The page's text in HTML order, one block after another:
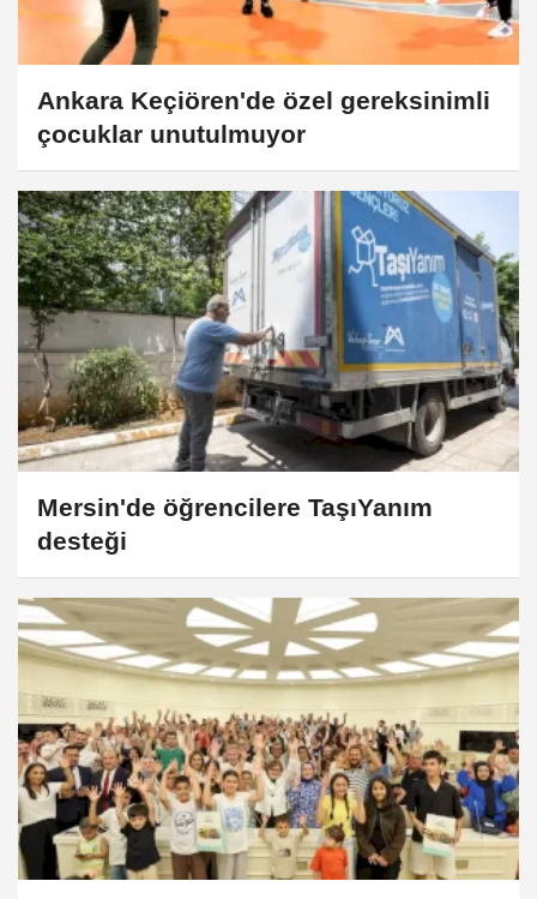
Ankara Keçiören'de özel gereksinimli
çocuklar unutulmuyor
Mersin'de öğrencilere TaşıYanım
desteği